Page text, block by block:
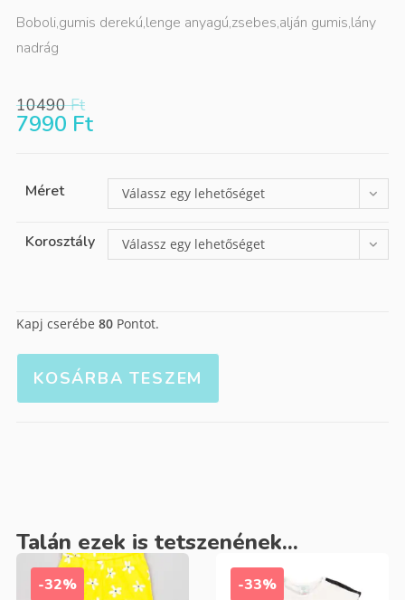
Boboli,gumis derekú,lenge anyagú,zsebes,alján gumis,lány
nadrág
10490Ft
7990 Ft
Méret Válassz egy lehetőséget
Korosztály Válassz egy lehetőséget
Kapj cserébe 80Pontot.
KOSÁRBA TESZEM
Talán ezek is tetszenének...
-32% -33%